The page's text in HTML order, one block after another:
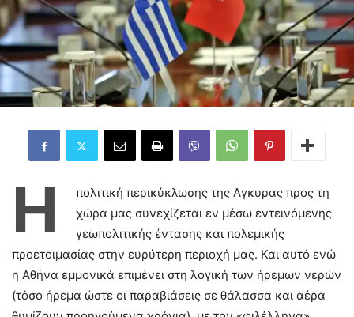
Η
πολιτική περικύκλωσης της Άγκυρας προς τη
χώρα μας συνεχίζεται εν μέσω εντεινόμενης
γεωπολιτικής έντασης και πολεμικής
προετοιμασίας στην ευρύτερη περιοχή μας. Και αυτό ενώ
η Αθήνα εμμονικά επιμένει στη λογική των ήρεμων νερών
(τόσο ήρεμα ώστε οι παραβιάσεις σε θάλασσα και αέρα